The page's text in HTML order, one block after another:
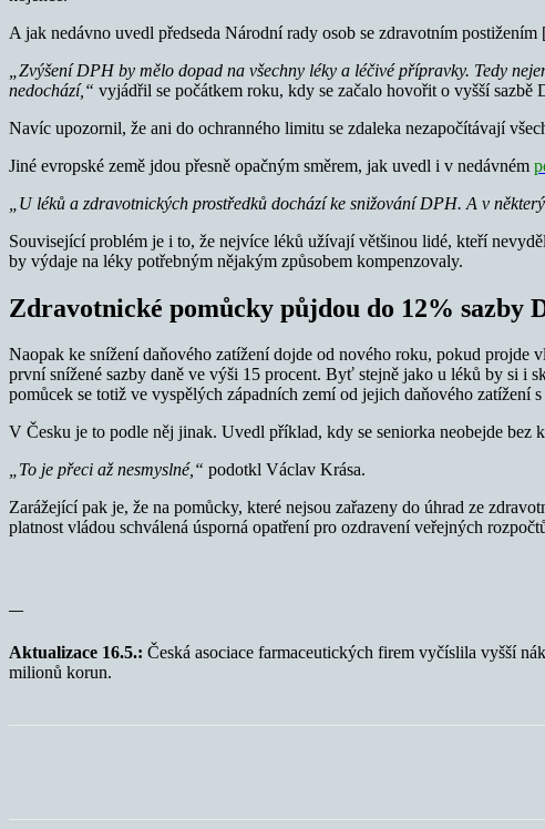
A jak nedávno uvedl předseda Národní rady osob se zdravotním
„Zvýšení DPH by mělo dopad na všechny léky a léčivé přípravky. Tedy
nedochází,“ vyjádřil se počátkem roku, kdy se začalo hovořit o vyšší sazbě
Navíc upozornil, že ani do ochranného limitu se zdaleka nezapočítávají
Jiné evropské země jdou přesně opačným směrem, jak uvedl i v nedávném
„U léků a zdravotnických prostředků dochází ke snižování DPH. A v
Související problém je i to, že nejvíce léků užívají většinou lidé, kteří
by výdaje na léky potřebným nějakým způsobem kompenzovaly.
Zdravotnické pomůcky půjdou do 12% sazby
Naopak ke snížení daňového zatížení dojde od nového roku, pokud
první snížené sazby daně ve výši 15 procent. Byť stejně jako u léků by si i
pomůcek se totiž ve vyspělých západních zemí od jejich daňového zatížení
V Česku je to podle něj jinak. Uvedl příklad, kdy se seniorka neobejde bez
„To je přeci až nesmyslné,“ podotkl Václav Krása.
Zarážející pak je, že na pomůcky, které nejsou zařazeny do úhrad ze
platnost vládou schválená úsporná opatření pro ozdravení veřejných
—
Aktualizace 16.5.: Česká asociace farmaceutických firem vyčíslila vyšší
milionů korun.